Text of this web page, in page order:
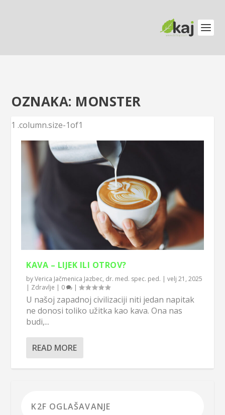
OZNAKA: MONSTER
KAVA – LIJEK ILI OTROV?
byVerica Jačmenica Jazbec, dr. med. spec. ped. |velj 21, 2025
| Zdravlje | 0 |
U našoj zapadnoj civilizaciji niti jedan napitak
ne donosi toliko užitka kao kava. Ona nas
budi,...
READ MORE